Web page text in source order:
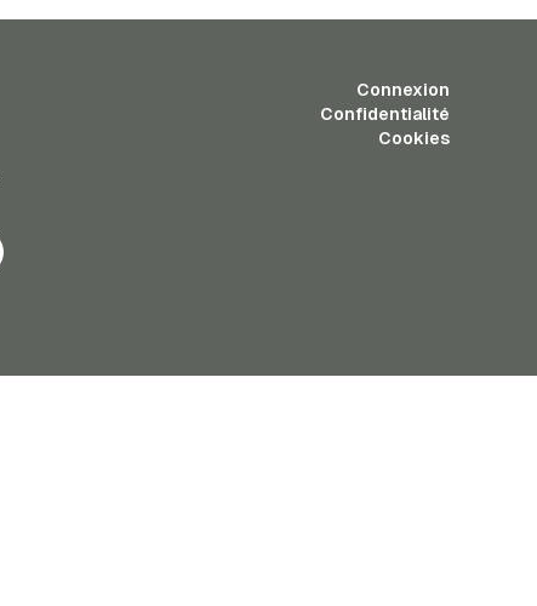
Connexion
Confidentialité
Cookies